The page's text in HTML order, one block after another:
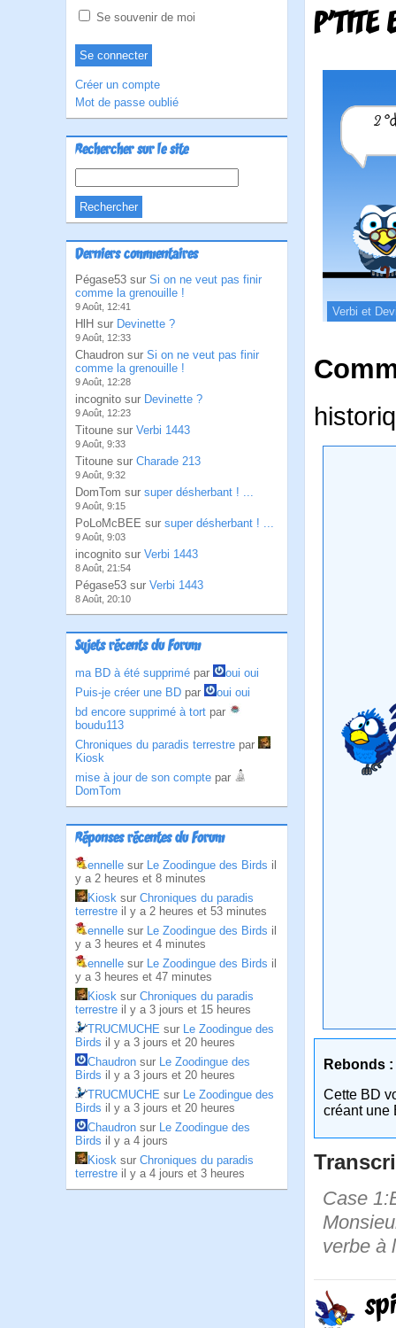
Se souvenir de moi
Créer un compte
Mot de passe oublié
Rechercher sur le site
Derniers commentaires
Pégase53 sur Si on ne veut pas finir
comme la grenouille !
9 Août, 12:41
HlH sur Devinette ?
9 Août, 12:33
Chaudron sur Si on ne veut pas finir
comme la grenouille !
9 Août, 12:28
incognito sur Devinette ?
9 Août, 12:23
Titoune sur Verbi 1443
9 Août, 9:33
Titoune sur Charade 213
9 Août, 9:32
DomTom sur super désherbant ! ...
9 Août, 9:15
PoLoMcBEE sur super désherbant ! ...
9 Août, 9:03
incognito sur Verbi 1443
8 Août, 21:54
Pégase53 sur Verbi 1443
8 Août, 20:10
Sujets récents du Forum
ma BD à été supprimé par
oui oui
Puis-je créer une BD par
oui oui
bd encore supprimé à tort par
boudu113
Chroniques du paradis terrestre par
Kiosk
mise à jour de son compte par
DomTom
Réponses récentes du Forum
ennelle sur Le Zoodingue des Birds il
y a 2 heures et 8 minutes
Kiosk sur Chroniques du paradis
terrestre il y a 2 heures et 53 minutes
ennelle sur Le Zoodingue des Birds il
y a 3 heures et 4 minutes
ennelle sur Le Zoodingue des Birds il
y a 3 heures et 47 minutes
Kiosk sur Chroniques du paradis
terrestre il y a 3 jours et 15 heures
TRUCMUCHE sur Le Zoodingue des
Birds il y a 3 jours et 20 heures
Chaudron sur Le Zoodingue des
Birds il y a 3 jours et 20 heures
TRUCMUCHE sur Le Zoodingue des
Birds il y a 3 jours et 20 heures
Chaudron sur Le Zoodingue des
Birds il y a 4 jours
Kiosk sur Chroniques du paradis
terrestre il y a 4 jours et 3 heures
P'TITE
Verbi et
Rebonds :
Cette BD
créant une
Case
verbe à